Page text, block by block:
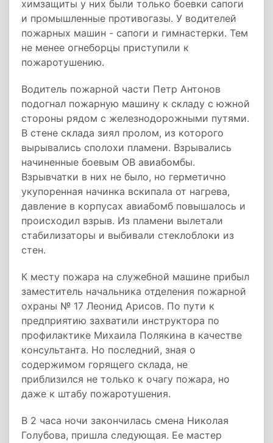
химзащиты у них были только боевки сапоги
и промышленные противогазы. У водителей
пожарных машин - сапоги и гимнастерки. Тем
не менее огнеборцы приступили к
пожаротушению.
Водитель пожарной части Петр Антонов
подогнал пожарную машину к складу с южной
стороны рядом с железнодорожными путями.
В стене склада зиял пролом, из которого
вырывались сполохи пламени. Взрывались
начиненные боевым ОВ авиабомбы.
Взрывчатки в них не было, но герметично
укупоренная начинка вскипала от нагрева,
давление в корпусах авиабомб повышалось и
происходил взрыв. Из пламени вылетали
стабилизаторы и выбивали стеклоблоки из
стен.
К месту пожара на служебной машине прибыл
заместитель начальника отделения пожарной
охраны № 17 Леонид Арисов. По пути к
предприятию захватили инструктора по
профилактике Михаила Полякина в качестве
консультанта. Но последний, зная о
содержимом горящего склада, не
приблизился не только к очагу пожара, но
даже к штабу пожаротушения.
В 2 часа ночи закончилась смена Николая
Голубова, пришла следующая. Ее мастер